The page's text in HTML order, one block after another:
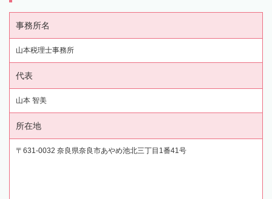
事務所名
山本税理士事務所
代表
山本 智美
所在地
〒631-0032 奈良県奈良市あやめ池北三丁目1番41号